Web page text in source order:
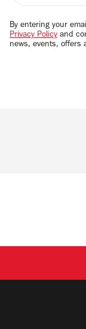
By entering your
Privacy Policy and
news, events, offers